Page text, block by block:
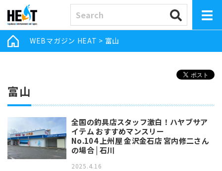
WEBマガジン HEAT > 富山
富山
全国の釣具店スタッフ激白！ハヤブサア
イテム おすすめマンスリー
No.104 上州屋 金沢金石店 宮内修二さん
の場合 | 石川
2025.4.16